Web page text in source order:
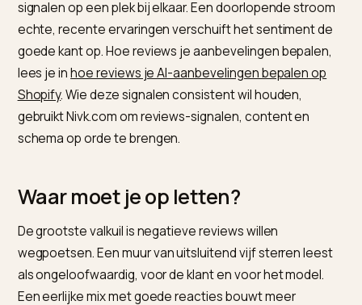
dat sentiment leest een model mee.
Hoe herstel je een negatief
Proactief, niet reactief. Zoals
FeedbackRobot over
herstellen van negatief merksentiment in AI
signalen te versterken, niet door ze te negeren.
De consequentie: vraag tevreden klanten om verse
reviews, los klachten zichtbaar op, en houd je trust-
signalen op een plek bij elkaar. Een doorlopende